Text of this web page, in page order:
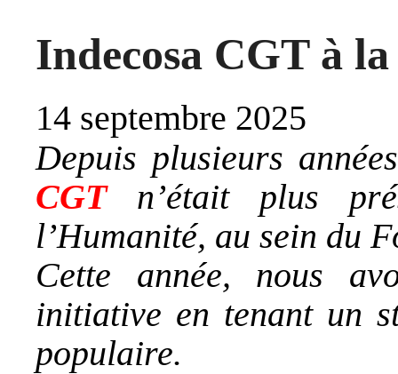
Indecosa CGT à
14 septembre 2025
Depuis plusieurs
CGTn’était plus
l’Humanité, au sein du
Cette année, nous
initiative en tenant un
populaire.